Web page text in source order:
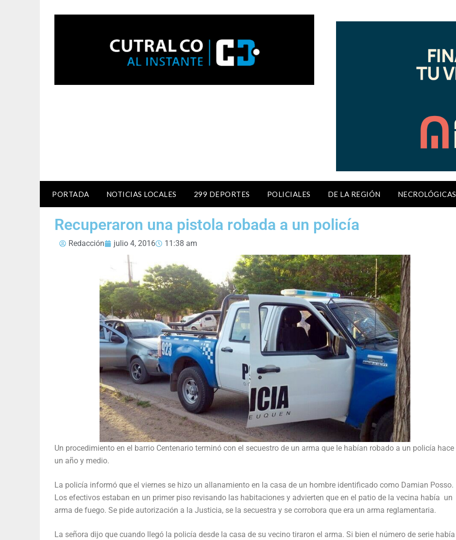
PORTADA NOTICIAS LOCALES 299 DEPORTES POLICIALES DE LA REGIÓN NECROLÓGICAS
Recuperaron una pistola robada a un policía
Redacción julio 4, 2016 11:38 am
Un procedimiento en el barrio Centenario terminó con el secuestro de un arma que le habían robado a un policía hace
un año y medio.
La policía informó que el viernes se hizo un allanamiento en la casa de un hombre identificado como Damian Posso.
Los efectivos estaban en un primer piso revisando las habitaciones y advierten que en el patio de la vecina había un
arma de fuego. Se pide autorización a la Justicia, se la secuestra y se corrobora que era un arma reglamentaria.
La señora dijo que cuando llegó la policía desde la casa de su vecino tiraron el arma. Si bien el número de serie había